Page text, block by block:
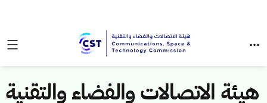
هيئة الاتصالات والفضاء والتقنية